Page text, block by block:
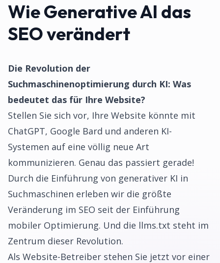
Wie Generative AI das
SEO verändert
Die Revolution der
Suchmaschinenoptimierung durch KI: Was
bedeutet das für Ihre Website?
Stellen Sie sich vor, Ihre Website könnte mit
ChatGPT, Google Bard und anderen KI-
Systemen auf eine völlig neue Art
kommunizieren. Genau das passiert gerade!
Durch die Einführung von generativer KI in
Suchmaschinen erleben wir die größte
Veränderung im SEO seit der Einführung
mobiler Optimierung. Und die llms.txt steht im
Zentrum dieser Revolution.
Als Website-Betreiber stehen Sie jetzt vor einer